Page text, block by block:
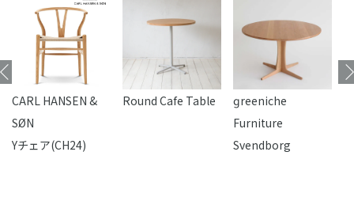
CARL HANSEN &
SØN
Yチェア(CH24)
Round Cafe Table
reeniche
Furniture
Svendborg